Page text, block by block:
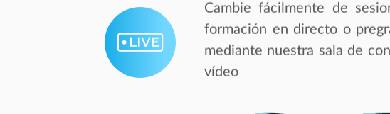
Cambie fácilmente de
formación en directo o
mediante nuestra sala de
vídeo